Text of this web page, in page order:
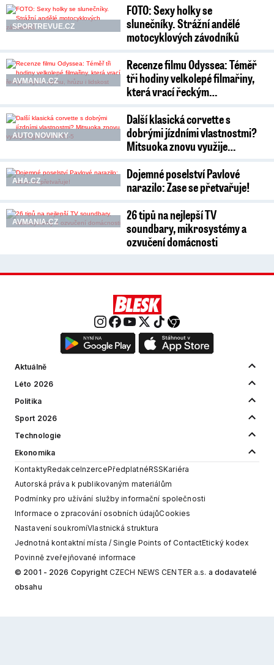
SPORTREVUE.CZ
FOTO: Sexy holky se
slunečníky. Strážní andělé
motocyklových závodníků
AVMANIA.CZ
Recenze filmu Odyssea: Téměř
tři hodiny velkolepé filmařiny,
která vrací řeckým…
AUTO NOVINKY
Další klasická corvette s
dobrými jízdními vlastnostmi?
Mitsuoka znovu využije…
AHA.CZ
Dojemné poselství Pavlové
narazilo: Zase se přetvařuje!
AVMANIA.CZ
26 tipů na nejlepší TV
soundbary, mikrosystémy a
ozvučení domácnosti
Aktuálně
Léto 2026
Politika
Sport 2026
Technologie
Ekonomika
KontaktyRedakceInzercePředplatnéRSSKariéra
Autorská práva k publikovaným materiálům
Podmínky pro užívání služby informační společnosti
Informace o zpracování osobních údajůCookies
Nastavení soukromíVlastnická struktura
Jednotná kontaktní místa / Single Points of ContactEtický kodex
Povinně zveřejňované informace
© 2001 - 2026 Copyright CZECH NEWS CENTER a.s. a dodavatelé
obsahu